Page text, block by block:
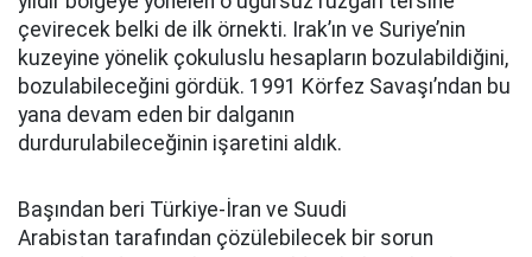
çevirecek belki de ilk örnekti. Irak’ın ve Suriye’nin
kuzeyine yönelik çokuluslu hesapların bozulabildiğini,
bozulabileceğini gördük. 1991 Körfez Savaşı’ndan bu
yana devam eden bir dalganın
durdurulabileceğinin işaretini aldık.
Başından beri Türkiye-İran ve Suudi
Arabistan tarafından çözülebilecek bir sorun